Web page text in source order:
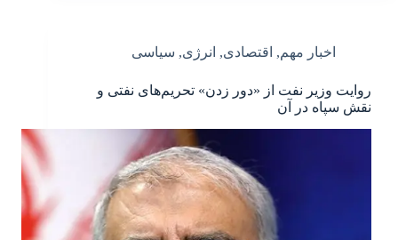
اخبار مهم, اقتصادی, انرژی, سیاسی
روایت وزیر نفت از «دور زدن» تحریم‌های نفتی و
نقش سپاه در آن